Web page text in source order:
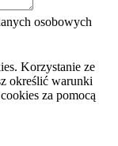
osobowych
Korzystanie ze
określić warunki
za pomocą